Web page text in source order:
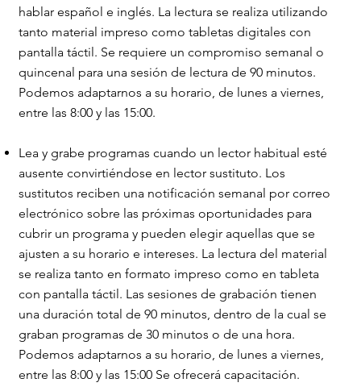
hablar español e inglés. La lectura se realiza utilizando
tanto material impreso como tabletas digitales con
pantalla táctil. Se requiere un compromiso semanal o
quincenal para una sesión de lectura de 90 minutos.
Podemos adaptarnos a su horario, de lunes a viernes,
entre las 8:00 y las 15:00.
Lea y grabe programas cuando un lector habitual esté
ausente convirtiéndose en lector sustituto. Los
sustitutos reciben una notificación semanal por correo
electrónico sobre las próximas oportunidades para
cubrir un programa y pueden elegir aquellas que se
ajusten a su horario e intereses. La lectura del material
se realiza tanto en formato impreso como en tableta
con pantalla táctil. Las sesiones de grabación tienen
una duración total de 90 minutos, dentro de la cual se
graban programas de 30 minutos o de una hora.
Podemos adaptarnos a su horario, de lunes a viernes,
entre las 8:00 y las 15:00 Se ofrecerá capacitación.